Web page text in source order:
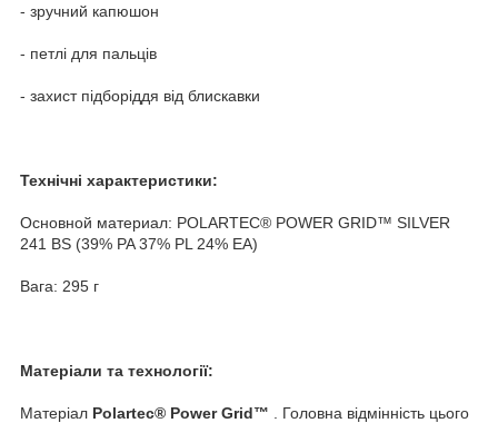
- зручний капюшон
- петлі для пальців
- захист підборіддя від блискавки
Технічні характеристики:
Основной материал: POLARTEC® POWER GRID™ SILVER
241 BS (39% PA 37% PL 24% EA)
Вага: 295 г
Матеріали та технології:
Матеріал Polartec® Power Grid™ . Головна відмінність цього